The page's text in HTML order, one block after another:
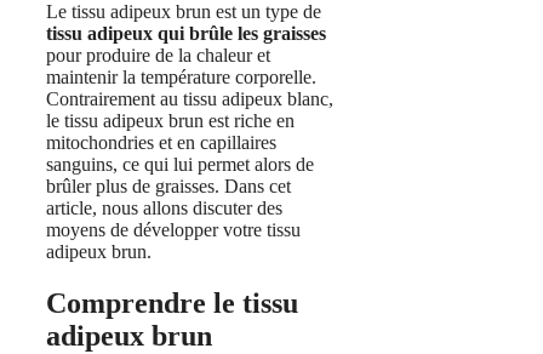
Le tissu adipeux brun est un type de
tissu adipeux qui brûle les graisses
pour produire de la chaleur et
maintenir la température corporelle.
Contrairement au tissu adipeux blanc,
le tissu adipeux brun est riche en
mitochondries et en capillaires
sanguins, ce qui lui permet alors de
brûler plus de graisses. Dans cet
article, nous allons discuter des
moyens de développer votre tissu
adipeux brun.
Comprendre le tissu
adipeux brun